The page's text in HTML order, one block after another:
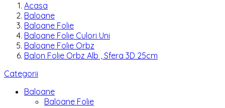
Acasa
Baloane
Baloane Folie
Baloane Folie Culori Uni
Baloane Folie Orbz
Balon Folie Orbz Alb , Sfera 3D 25cm
Categorii
Baloane
Baloane Folie